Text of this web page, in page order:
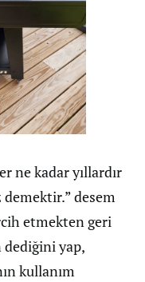
ne kadar yıllardır
demektir.” desem
etmekten geri
yap,
kullanım